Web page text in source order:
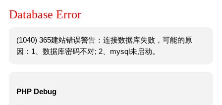
Database Error
(1040) 365建站错误警告：连接数据库失败，可能的原
因：1、数据库密码不对; 2、mysql未启动。
PHP Debug